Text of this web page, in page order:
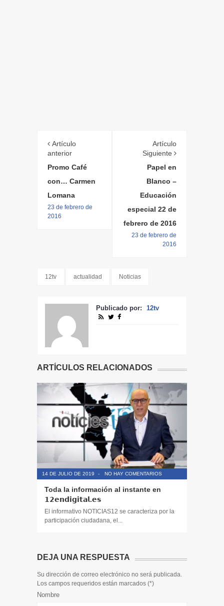
Artículo
anterior
Promo Café
con… Carmen
Lomana
23 de febrero de
2016
Artículo
Siguiente
Papel en
Blanco –
Educación
especial 22 de
febrero de 2016
23 de febrero de
2016
12tv actualidad Noticias
Publicado por: 12tv
ARTÍCULOS RELACIONADOS
14 DE JULIO DE 2019 - NO HAY COMENTARIOS
Toda la información al instante en
𝟭𝟮𝗲𝗻𝗱𝗶𝗴𝗶𝘁𝗮𝗹.𝗲𝘀
El informativo NOTICIAS12 se caracteriza por la
participación ciudadana, el...
DEJA UNA RESPUESTA
Su dirección de correo electrónico no será publicada.
Los campos requeridos están marcados (*)
Nombre